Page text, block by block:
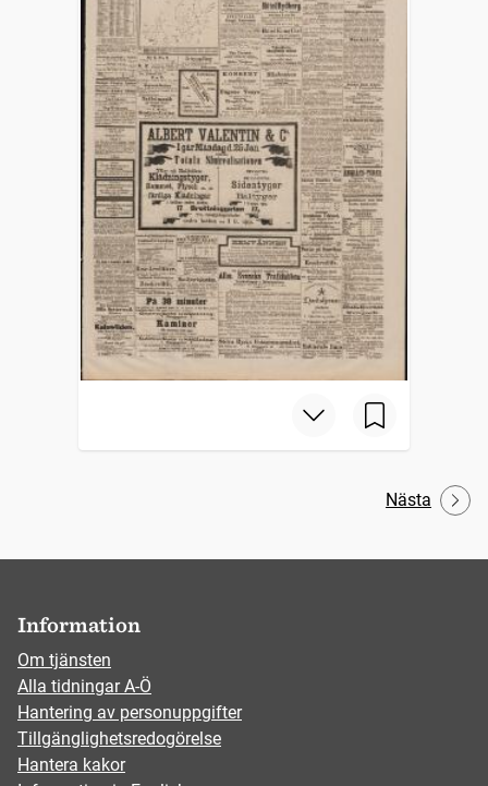
Nästa
Information
Om tjänsten
Alla tidningar A-Ö
Hantering av personuppgifter
Tillgänglighetsredogörelse
Hantera kakor